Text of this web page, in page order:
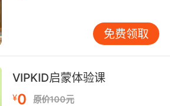
效应
习需协调多重认知资源，形成
1988）的“认知负荷理论”指
跨领域信息整合时，工作记忆
免费领取
VIPKID启蒙体验课
¥0 原价100元